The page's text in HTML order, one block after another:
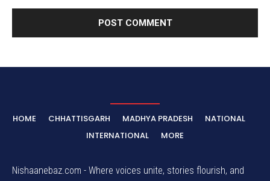
HOME CHHATTISGARH MADHYA PRADESH
NATIONAL
INTERNATIONAL
MORE
Nishaanebaz.com - Where voices unite, stories flourish, and